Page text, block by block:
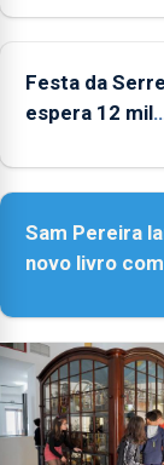
governo ao
Festa da
espera 12 mil
Sam Pereira
novo livro com
décadas de